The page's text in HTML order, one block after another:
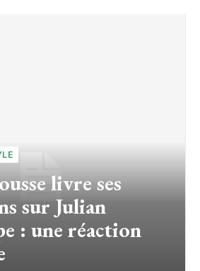
sur Julian
: une réaction